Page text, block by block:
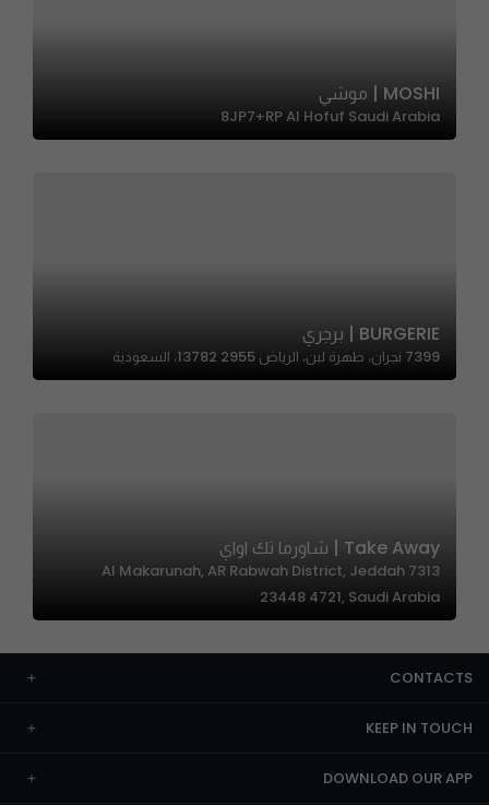
MOSHI | موشي
8JP7+RP Al Hofuf Saudi Arabia
BURGERIE | برجري
7399 نجران، ظهرة لبن، الرياض 13782 2955، السعودية
Take Away | شاورما تك اواي
7313 Al Makarunah, AR Rabwah District, Jeddah
23448 4721, Saudi Arabia
CONTACTS
KEEP IN TOUCH
DOWNLOAD OUR APP